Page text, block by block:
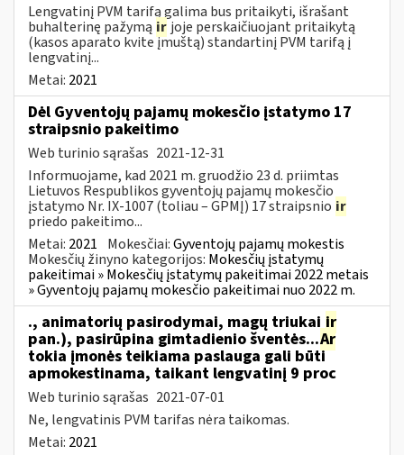
Lengvatinį PVM tarifą galima bus pritaikyti, išrašant
buhalterinę pažymą ir joje perskaičiuojant pritaikytą
(kasos aparato kvite įmuštą) standartinį PVM tarifą į
lengvatinį...
Metai: 2021
Dėl Gyventojų pajamų mokesčio įstatymo 17
straipsnio pakeitimo
Web turinio sąrašas 2021-12-31
Informuojame, kad 2021 m. gruodžio 23 d. priimtas
Lietuvos Respublikos gyventojų pajamų mokesčio
įstatymo Nr. IX-1007 (toliau – GPMĮ) 17 straipsnio ir
priedo pakeitimo...
Metai: 2021 Mokesčiai:Gyventojų pajamų mokestis
Mokesčių žinyno kategorijos: Mokesčių įstatymų
pakeitimai » Mokesčių įstatymų pakeitimai 2022 metais
» Gyventojų pajamų mokesčio pakeitimai nuo 2022 m.
., animatorių pasirodymai, magų triukai ir
pan.), pasirūpina gimtadienio šventės...Ar
tokia įmonės teikiama paslauga gali būti
apmokestinama, taikant lengvatinį 9 proc
Web turinio sąrašas 2021-07-01
Ne, lengvatinis PVM tarifas nėra taikomas.
Metai: 2021